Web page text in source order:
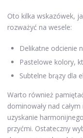
Oto kilka wskazówek,
rozważyć na wesele:
Delikatne odcienie
Pastelowe kolory,
Subtelne brązy dla
Warto również
dominowały nad
uzyskanie
przyćmi. Ostateczny